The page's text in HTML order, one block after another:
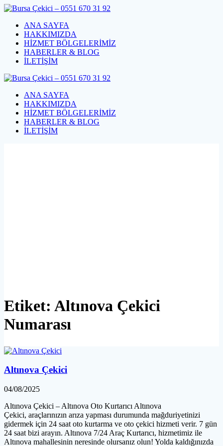
Skip
contentANA SAYFA
HAKKIMIZDA
HİZMET BÖLGELERİMİZ
HABERLER & BLOG
İLETİŞİM
ANA SAYFA
HAKKIMIZDA
HİZMET BÖLGELERİMİZ
HABERLER & BLOG
İLETİŞİM
Etiket: Altınova Çekici
Numarası
Altınova Çekici
04/08/2025
Altınova Çekici – Altınova Oto Kurtarıcı Altınova
Çekici, araçlarınızın arıza yapması durumunda mağduriyetinizi
gidermek için 24 saat oto kurtarma ve oto çekici hizmeti verir. 7 gün
24 saat bizi arayın. Altınova 7/24 Araç Kurtarıcı, hizmetimiz ile
Altınova mahallesinin neresinde olursanız olun! Yolda kaldığınızda